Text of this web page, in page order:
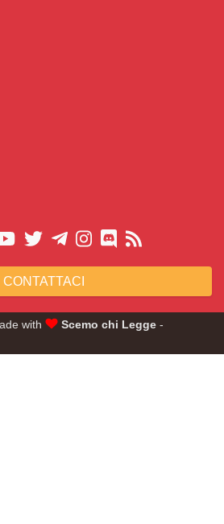
CONTATTACI
with Scemo chi Legge-